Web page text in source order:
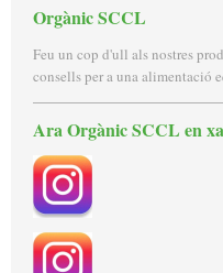
Orgànic SCCL
Feu un cop d'ull als nostres
consells per a una alimentació
AraOrgànic SCCL en